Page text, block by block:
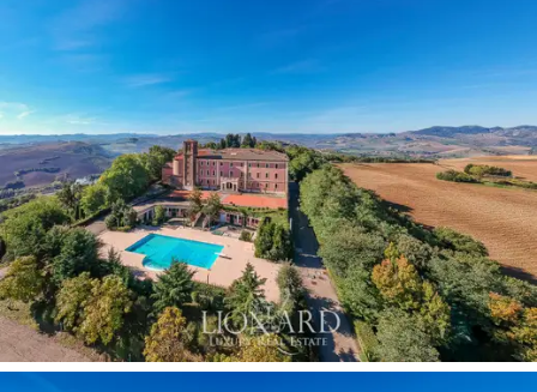
castillo en venta cerca de Bolonia
de inversión perfecta.